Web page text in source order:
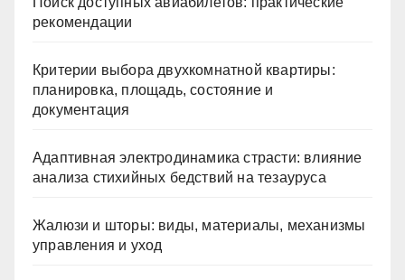
рекомендации
Критерии выбора двухкомнатной квартиры:
планировка, площадь, состояние и
документация
Адаптивная электродинамика страсти: влияние
анализа стихийных бедствий на тезауруса
Жалюзи и шторы: виды, материалы, механизмы
управления и уход